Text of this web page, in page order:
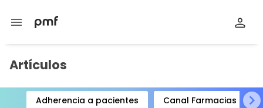
menu
Artículos
Adherencia a pacientes Canal Farmacias